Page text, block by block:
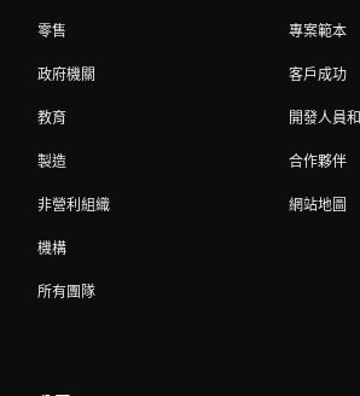
零售
政府機關
教育
製造
非營利組織
機構
所有團隊
專案範本
客戶成功
開發人員
合作夥伴
網站地圖